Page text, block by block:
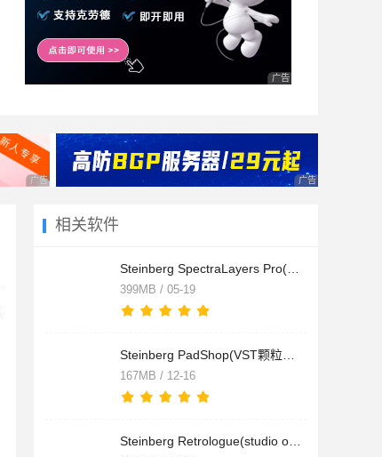
广告 商业广告，理性选择
广告 商业广告，理性选择 广告 商业广告，理
相关软件
399MB / 05-19
167MB / 12-16